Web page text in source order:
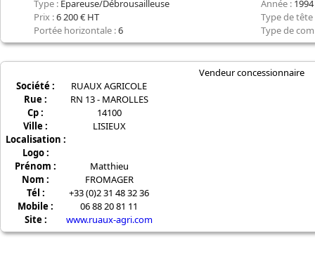
Type : Epareuse/Débrousailleuse Année : 1994
Prix :6 200 € HT
Type de
Portée horizontale :6 Type de
Vendeur concessionnaire
Société :
RUAUX AGRICOLE
Rue :
RN 13 - MAROLLES
Cp :
14100
Ville :
LISIEUX
Localisation :
Logo :
Prénom :
Matthieu
Nom :
FROMAGER
Tél :
+33 (0)2 31 48 32 36
Mobile :
06 88 20 81 11
Site :
www.ruaux-agri.com